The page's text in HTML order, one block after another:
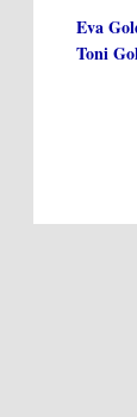
Eva
Toni